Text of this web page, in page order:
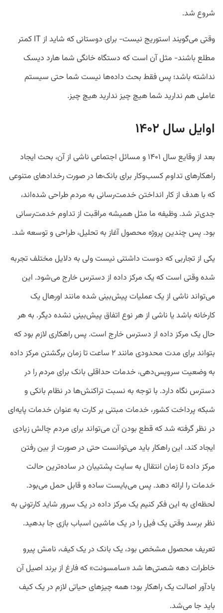
شروع شد.
وقتی می‌گویند استوریج نیست- برای دوستانی که شاید از IT کمتر
مطلع باشند- مثل آن است که دستگاه خانگی شما هارد دیسک
نداشته باشد؛ پس فقط بحث داده‌ها نیست شما حتی سیستم
عاملی هم ندارید شما هیچ چیز ندارید هیچ چیز.
اوایل سال ۱۴۰۲
بعد از وقایع سال ۱۴۰۱ و مسائل اجتماعی ناشی از آن، بحث ایجاد
راهکارهای تداوم کسب‌وکار برای بانک‌ها در صورت رخدادهای متنوعی
که با هدف از کار انداختن خدمت‌رسانی به مردم طراحی شده‌اند،
جدی‌تر شد. وظیفه ما مثل همیشه مراقبت از تداوم خدمت‌رسانی
بود. پس چندین پروژه محصول آغاز به تحلیل، طراحی و توسعه شد.
یکی از تجاربی که دوست داشتنی نیست ولی به دلایل مختلف تجربه
شده وقتی است که یک مرکز داده از دسترس خارج می‌شود. این
می‌تواند ناشی از یک عملیات پیش‌بینی شده مانند اورهال یک
کارخانه باشد یا ناشی از هر نوع اتفاق پیش‌بینی نشده دیگر. به هر
حال یک مرکز داده از دسترس خارج است. پس راهکاری لازم بود که
بتواند برای مدت محدودی مانند ۲ ساعت تا زمان برگشتن مرکز داده
به وضعیت سرویس‌دهی، خدمات حداقلی بانک برای مردم را در
دسترس نگاه دارد. با توجه به نسبت تراکنش‌ها در نظام بانکی و
شبکه پرداخت کشور، خدمات مبتنی بر کارت به عنوان خدمات پایه‌ای
در نظر گرفته شد که قطع بودن آن می‌تواند برای مردم چالش زیادی
ایجاد کند. این راهکار باید می‌توانست حتی در صورت از بین رفتن
مرکز داده تا زمان انتقال به سایت پشتیبان در ساده‌ترین حالت
خدمات را ارائه دهد. پس می‌بایست ساده و قابل حمل می‌بود.
لحظه‌ای به این فکر کنیم یک مرکز داده در یک سرور شاید کارتونی به
نظر برسد وقتی یک فیل را در یک ماشین اسباب بازی جا بدهید.
تعریف محصول مشخص بود، یک بانک در یک کیف، نامش پیرو
خاطرات دهه شصتی‌ها شد «سامسونت» که فارغ از برند اصیل آن
یادآور اصالت یک راهکار بود؛ همه چیزهای حیاتی لازم در یک کیف
باید جا می‌شد.